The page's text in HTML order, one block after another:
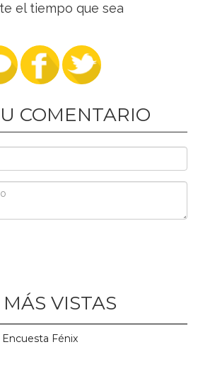
el tiempo que sea
COMENTARIO
VISTAS
Encuesta Fénix